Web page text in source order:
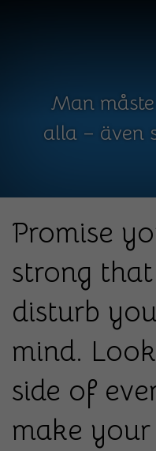
Man
alla – även
Promise
strong
disturb
mind.
side of
make